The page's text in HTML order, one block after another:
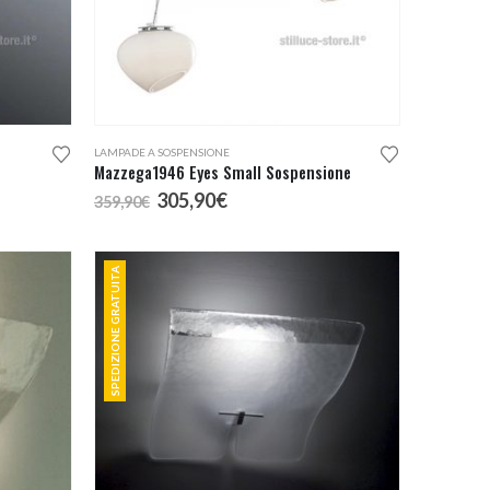
LAMPADE A SOSPENSIONE
Mazzega1946 Eyes Small Sospensione
359,90€ Il
prezzo
era:
305,90€Il
è:
SPEDIZIONE GRATUITA